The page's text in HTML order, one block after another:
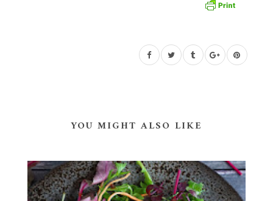
YOU MIGHT ALSO LIKE